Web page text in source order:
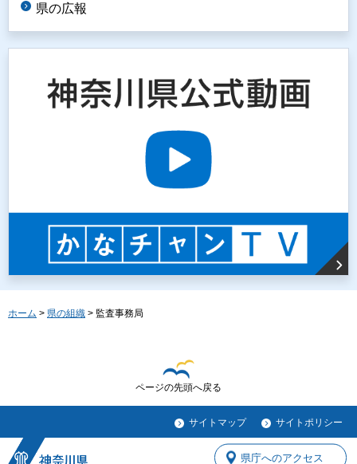
県の広報
ホーム > 県の組織 > 監査事務局
ページの先頭へ戻る
サイトマップ サイトポリシー
県庁へのアクセス